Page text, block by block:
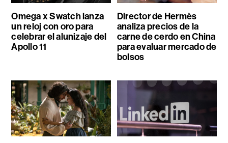
Omega x Swatch lanza
un reloj con oro para
celebrar el alunizaje del
Apollo 11
Director de Hermès
analiza precios de la
carne de cerdo en China
para evaluar mercado de
bolsos